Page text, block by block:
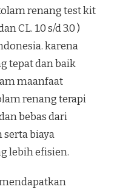
renang test kit
CL. 1.0 s/d 3.0 )
karena
tepat dan baik
maanfaat
renang terapi
bebas dari
biaya
lebih efisien.